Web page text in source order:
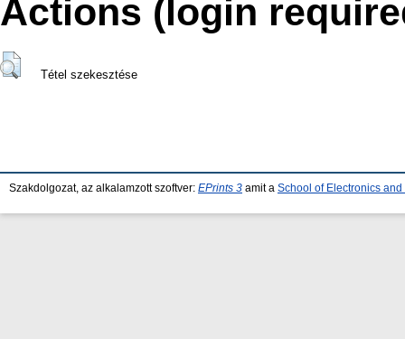
Actions (login
Tétel szekesztése
Szakdolgozat, az alkalamzott szoftver: EPrints 3 amit a School of Electronics